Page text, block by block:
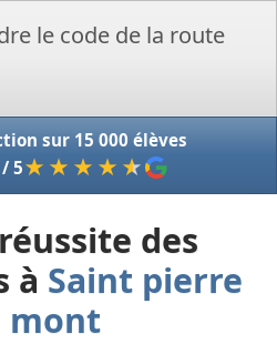
sur 15 000 élèves
5★★★★ ★
des
à Saint pierre
mont